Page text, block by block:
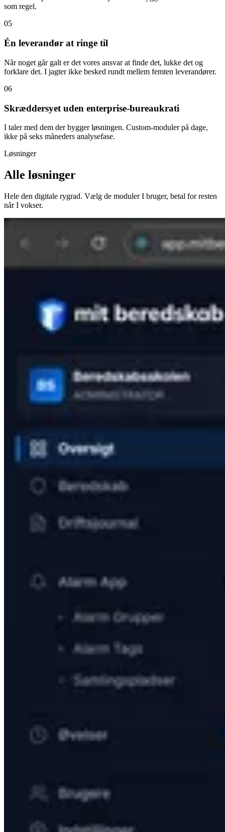
som regel.
05
Én leverandør at ringe til
Når noget går galt er det vores ansvar at finde det, lukke det og
forklare det. I jagter ikke besked rundt mellem femten leverandører.
06
Skræddersyet uden enterprise-bureaukrati
I taler med dem der bygger løsningen. Custom-moduler på dage,
ikke på seks måneders analysefase.
Løsninger
Alle løsninger
Hele den digitale rygrad. Vælg de moduler I bruger, betal for resten
når I vokser.